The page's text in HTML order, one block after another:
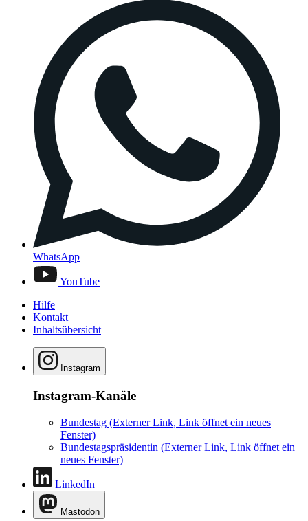
WhatsApp
YouTube
Hilfe
Kontakt
Inhaltsübersicht
Instagram
Instagram-Kanäle
Bundestag (Externer Link, Link öffnet ein neues
Fenster)
Bundestagspräsidentin (Externer Link, Link öffnet ein
neues Fenster)
LinkedIn
Mastodon